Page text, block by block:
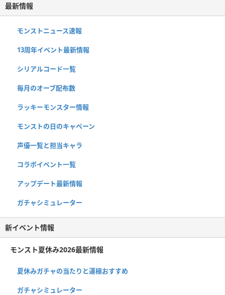
最新情報
モンストニュース速報
13周年イベント最新情報
シリアルコード一覧
毎月のオーブ配布数
ラッキーモンスター情報
モンストの日のキャペーン
声優一覧と担当キャラ
コラボイベント一覧
アップデート最新情報
ガチャシミュレーター
新イベント情報
モンスト夏休み2026最新情報
夏休みガチャの当たりと運極おすすめ
ガチャシミュレーター